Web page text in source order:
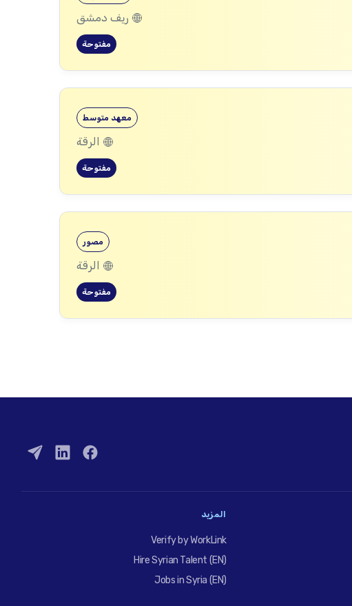
ريف دمشق
مفتوحة
معهد متوسط
الرقة
مفتوحة
مصور
الرقة
مفتوحة
المزيد
Verify by WorkLink
Hire Syrian Talent (EN)
Jobs in Syria (EN)